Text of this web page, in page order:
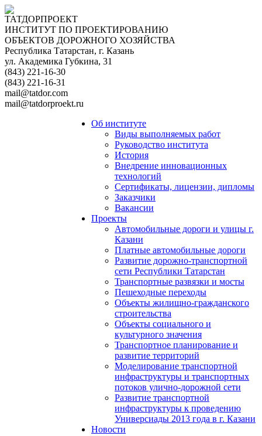
ТАТДОРПРОЕКТ
ИНСТИТУТ ПО ПРОЕКТИРОВАНИЮ
ОБЪЕКТОВ ДОРОЖНОГО ХОЗЯЙСТВА
Республика Татарстан, г. Казань
ул. Академика Губкина, 31
(843) 221-16-30
(843) 221-16-31
mail@tatdor.com
mail@tatdorproekt.ru
Об институте
Виды выполняемых работ
Руководство института
История
Внедрение инновационных
технологий
Сертификаты, лицензии, дипломы
Заказчики
Вакансии
Проекты
Автомобильные дороги и улицы г.
Казани
Платные автомобильные дороги
Развитие дорожно-транспортной
сети Республики Татарстан
Транспортные развязки и мосты
Пешеходные переходы
Объекты жилищно-гражданского
строительства
Объекты социального и
культурного значения
Транспортное планирование и
развитие территорий
Моделирование транспортной
инфраструктуры и транспортных
потоков улично-дорожной сети
Развитие транспортной
инфраструктуры к проведению
Универсиады 2013 года в г. Казани
Новости